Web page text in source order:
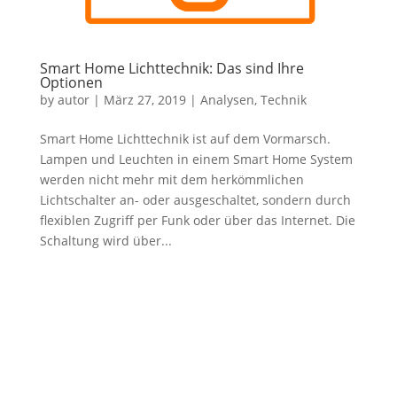
Smart Home Lichttechnik: Das sind Ihre
Optionen
by autor| März 27, 2019| Analysen, Technik
Smart Home Lichttechnik ist auf dem Vormarsch.
Lampen und Leuchten in einem Smart Home System
werden nicht mehr mit dem herkömmlichen
Lichtschalter an- oder ausgeschaltet, sondern durch
flexiblen Zugriff per Funk oder über das Internet. Die
Schaltung wird über...